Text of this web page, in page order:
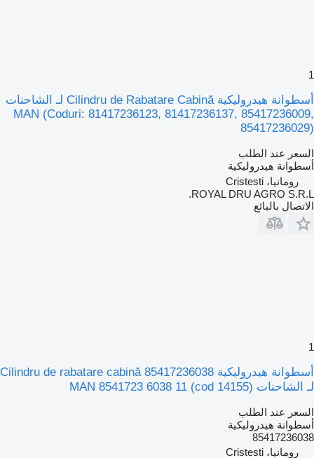
1
أسطوانة هيدروليكية Cilindru de Rabatare Cabină لـ الشاحنات
MAN (Coduri: 81417236123, 81417236137, 85417236009,
85417236029)
السعر عند الطلب
أسطوانة هيدروليكية
رومانيا، Cristesti
ROYAL DRU AGRO S.R.L.
الاتصال بالبائع
1
أسطوانة هيدروليكية Cilindru de rabatare cabină 85417236038
لـ الشاحنات MAN 8541723 6038 11 (cod 14155)
السعر عند الطلب
أسطوانة هيدروليكية
85417236038
رومانيا، Cristesti